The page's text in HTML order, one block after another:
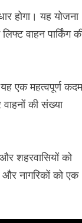
होगा। यह योजना
वाहन पार्किंग
एक महत्वपूर्ण कदम
की संख्या
शहरवासियों को
और नागरिकों को एक